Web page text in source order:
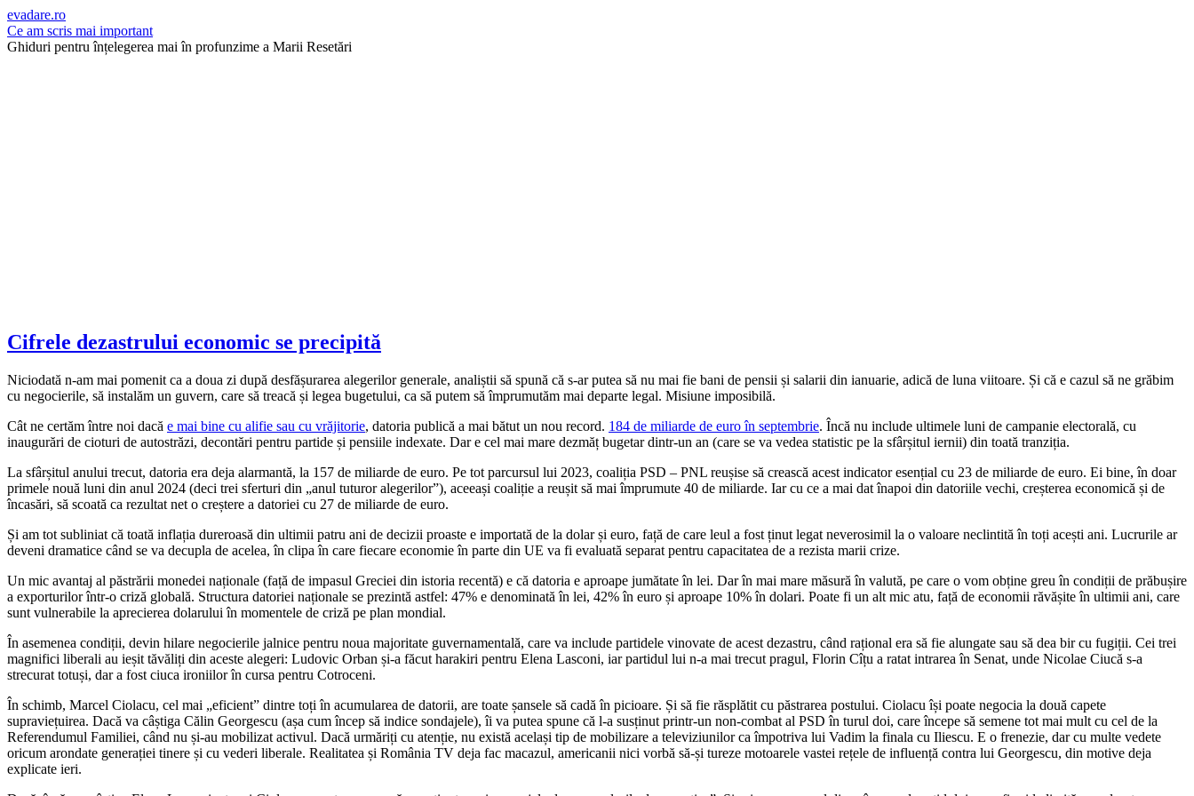
evadare.ro
Ce am scris mai important
Ghiduri pentru înțelegerea mai în profunzime a Marii Resetări
Cifrele dezastrului economic se precipită
Niciodată n-am mai pomenit ca a doua zi după desfășurarea alegerilor generale, analiștii să spună că s-ar putea să nu mai fie bani de pensii și salarii din ianuarie, adică de luna viitoare. Și că e cazul să ne grăbim
cu negocierile, să instalăm un guvern, care să treacă și legea bugetului, ca să putem să împrumutăm mai departe legal. Misiune imposibilă.
Cât ne certăm între noi dacă e mai bine cu alifie sau cu vrăjitorie, datoria publică a mai bătut un nou record. 184 de miliarde de euro în septembrie. Încă nu include ultimele luni de campanie electorală, cu
inaugurări de cioturi de autostrăzi, decontări pentru partide și pensiile indexate. Dar e cel mai mare dezmăț bugetar dintr-un an (care se va vedea statistic pe la sfârșitul iernii) din toată tranziția.
La sfârșitul anului trecut, datoria era deja alarmantă, la 157 de miliarde de euro. Pe tot parcursul lui 2023, coaliția PSD – PNL reușise să crească acest indicator esențial cu 23 de miliarde de euro. Ei bine, în doar
primele nouă luni din anul 2024 (deci trei sferturi din „anul tuturor alegerilor”), aceeași coaliție a reușit să mai împrumute 40 de miliarde. Iar cu ce a mai dat înapoi din datoriile vechi, creșterea economică și de
încasări, să scoată ca rezultat net o creștere a datoriei cu 27 de miliarde de euro.
Și am tot subliniat că toată inflația dureroasă din ultimii patru ani de decizii proaste e importată de la dolar și euro, față de care leul a fost ținut legat neverosimil la o valoare neclintită în toți acești ani. Lucrurile ar
deveni dramatice când se va decupla de acelea, în clipa în care fiecare economie în parte din UE va fi evaluată separat pentru capacitatea de a rezista marii crize.
Un mic avantaj al păstrării monedei naționale (față de impasul Greciei din istoria recentă) e că datoria e aproape jumătate în lei. Dar în mai mare măsură în valută, pe care o vom obține greu în condiții de prăbușire
a exporturilor într-o criză globală. Structura datoriei naționale se prezintă astfel: 47% e denominată în lei, 42% în euro și aproape 10% în dolari. Poate fi un alt mic atu, față de economii răvășite în ultimii ani, care
sunt vulnerabile la aprecierea dolarului în momentele de criză pe plan mondial.
În asemenea condiții, devin hilare negocierile jalnice pentru noua majoritate guvernamentală, care va include partidele vinovate de acest dezastru, când rațional era să fie alungate sau să dea bir cu fugiții. Cei trei
magnifici liberali au ieșit tăvăliți din aceste alegeri: Ludovic Orban și-a făcut harakiri pentru Elena Lasconi, iar partidul lui n-a mai trecut pragul, Florin Cîțu a ratat intrarea în Senat, unde Nicolae Ciucă s-a
strecurat totuși, dar a fost ciuca ironiilor în cursa pentru Cotroceni.
În schimb, Marcel Ciolacu, cel mai „eficient” dintre toți în acumularea de datorii, are toate șansele să cadă în picioare. Și să fie răsplătit cu păstrarea postului. Ciolacu își poate negocia la două capete
supraviețuirea. Dacă va câștiga Călin Georgescu (așa cum încep să indice sondajele), îi va putea spune că l-a susținut printr-un non-combat al PSD în turul doi, care începe să semene tot mai mult cu cel de la
Referendumul Familiei, când nu și-au mobilizat activul. Dacă urmăriți cu atenție, nu există același tip de mobilizare a televiziunilor ca împotriva lui Vadim la finala cu Iliescu. E o frenezie, dar cu multe vedete
oricum arondate generației tinere și cu vederi liberale. Realitatea și România TV deja fac macazul, americanii nici vorbă să-și tureze motoarele vastei rețele de influență contra lui Georgescu, din motive deja
explicate ieri.